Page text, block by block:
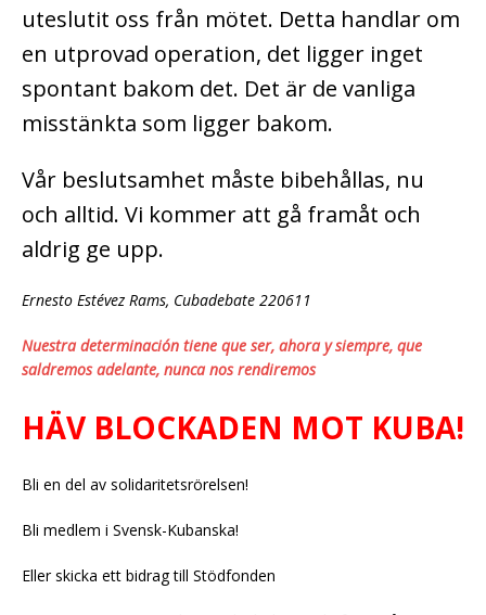
uteslutit oss från mötet. Detta handlar om
en utprovad operation, det ligger inget
spontant bakom det. Det är de vanliga
misstänkta som ligger bakom.
Vår beslutsamhet måste bibehållas, nu
och alltid. Vi kommer att gå framåt och
aldrig ge upp.
Ernesto Estévez Rams, Cubadebate 220611
Nuestra determinación tiene que ser, ahora y siempre, que
saldremos adelante, nunca nos rendiremos
HÄV BLOCKADEN MOT KUBA!
Bli en del av solidaritetsrörelsen!
Bli medlem i Svensk-Kubanska!
Eller skicka ett bidrag till Stödfonden